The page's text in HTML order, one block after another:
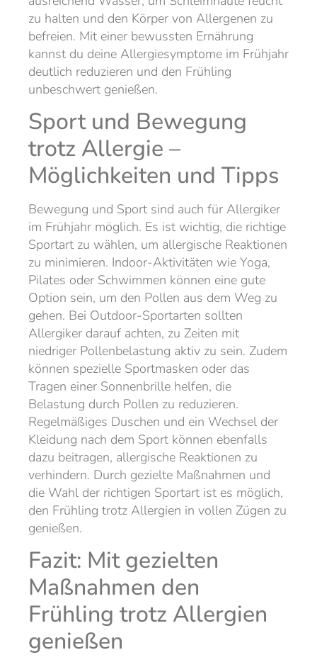
zu halten und den Körper von Allergenen zu
befreien. Mit einer bewussten Ernährung
kannst du deine Allergiesymptome im Frühjahr
deutlich reduzieren und den Frühling
unbeschwert genießen.
Sport und Bewegung
trotz Allergie –
Möglichkeiten und Tipps
Bewegung und Sport sind auch für Allergiker
im Frühjahr möglich. Es ist wichtig, die richtige
Sportart zu wählen, um allergische Reaktionen
zu minimieren. Indoor-Aktivitäten wie Yoga,
Pilates oder Schwimmen können eine gute
Option sein, um den Pollen aus dem Weg zu
gehen. Bei Outdoor-Sportarten sollten
Allergiker darauf achten, zu Zeiten mit
niedriger Pollenbelastung aktiv zu sein. Zudem
können spezielle Sportmasken oder das
Tragen einer Sonnenbrille helfen, die
Belastung durch Pollen zu reduzieren.
Regelmäßiges Duschen und ein Wechsel der
Kleidung nach dem Sport können ebenfalls
dazu beitragen, allergische Reaktionen zu
verhindern. Durch gezielte Maßnahmen und
die Wahl der richtigen Sportart ist es möglich,
den Frühling trotz Allergien in vollen Zügen zu
genießen.
Fazit: Mit gezielten
Maßnahmen den
Frühling trotz Allergien
genießen